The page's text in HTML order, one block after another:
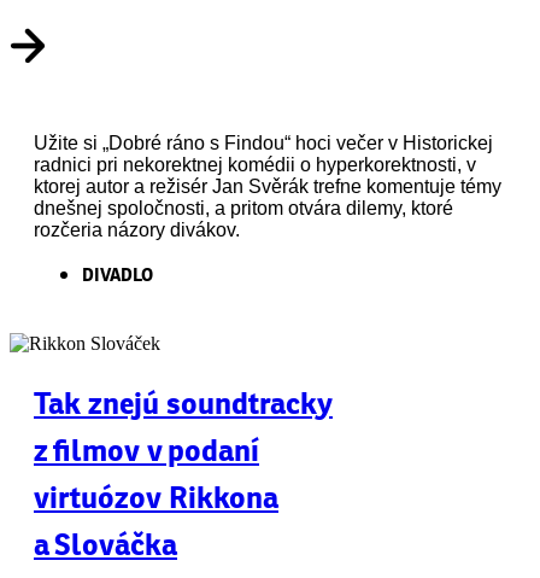
Užite si „Dobré ráno s Findou“ hoci večer v Historickej
radnici pri nekorektnej komédii o hyperkorektnosti, v
ktorej autor a režisér Jan Svěrák trefne komentuje témy
dnešnej spoločnosti, a pritom otvára dilemy, ktoré
rozčeria názory divákov.
DIVADLO
Tak znejú soundtracky
z filmov v podaní
virtuózov Rikkona
a Slováčka